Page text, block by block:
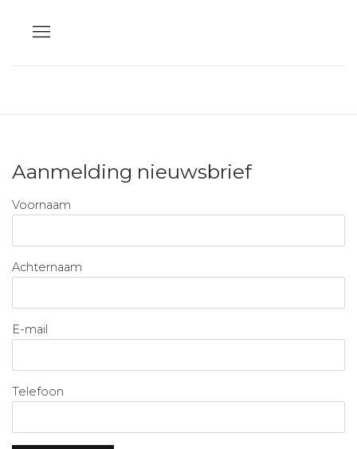
Aanmelding nieuwsbrief
Voornaam
Achternaam
E-mail
Telefoon